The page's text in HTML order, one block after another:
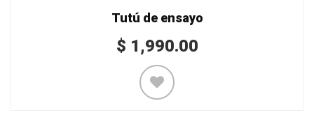
Tutú de ensayo
$ 1,990.00